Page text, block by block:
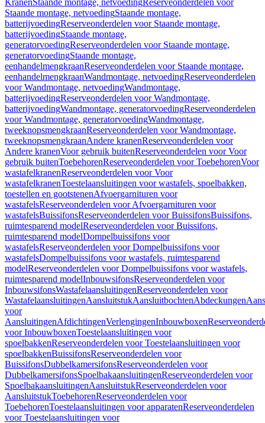
KranenStaande montage, netvoedingReserveonderdelen voor
Staande montage, netvoedingStaande montage,
batterijvoedingReserveonderdelen voor Staande montage,
batterijvoedingStaande montage,
generatorvoedingReserveonderdelen voor Staande montage,
generatorvoedingStaande montage,
eenhandelmengkraanReserveonderdelen voor Staande montage,
eenhandelmengkraanWandmontage, netvoedingReserveonderdelen
voor Wandmontage, netvoedingWandmontage,
batterijvoedingReserveonderdelen voor Wandmontage,
batterijvoedingWandmontage, generatorvoedingReserveonderdelen
voor Wandmontage, generatorvoedingWandmontage,
tweeknopsmengkraanReserveonderdelen voor Wandmontage,
tweeknopsmengkraanAndere kranenReserveonderdelen voor
Andere kranenVoor gebruik buitenReserveonderdelen voor Voor
gebruik buitenToebehorenReserveonderdelen voor ToebehorenVoor
wastafelkranenReserveonderdelen voor Voor
wastafelkranenToestelaansluitingen voor wastafels, spoelbakken,
toestellen en gootstenenAfvoergarnituren voor
wastafelsReserveonderdelen voor Afvoergarnituren voor
wastafelsBuissifonsReserveonderdelen voor BuissifonsBuissifons,
ruimtesparend modelReserveonderdelen voor Buissifons,
ruimtesparend modelDompelbuissifons voor
wastafelsReserveonderdelen voor Dompelbuissifons voor
wastafelsDompelbuissifons voor wastafels, ruimtesparend
modelReserveonderdelen voor Dompelbuissifons voor wastafels,
ruimtesparend modelInbouwsifonsReserveonderdelen voor
InbouwsifonsWastafelaansluitingenReserveonderdelen voor
WastafelaansluitingenAansluitstukAansluitbochtenAbdeckungen
voor
AansluitingenAfdichtingenVerlengingenInbouwboxen
voor InbouwboxenToestelaansluitingen voor
spoelbakkenReserveonderdelen voor Toestelaansluitingen voor
spoelbakkenBuissifonsReserveonderdelen voor
BuissifonsDubbelkamersifonsReserveonderdelen voor
DubbelkamersifonsSpoelbakaansluitingenReserveonderdelen voor
SpoelbakaansluitingenAansluitstukReserveonderdelen voor
AansluitstukToebehorenReserveonderdelen voor
ToebehorenToestelaansluitingen voor apparatenReserveonderdelen
voor Toestelaansluitingen voor